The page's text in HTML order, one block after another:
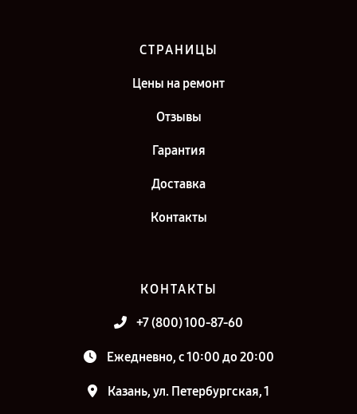
СТРАНИЦЫ
Цены на ремонт
Отзывы
Гарантия
Доставка
Контакты
КОНТАКТЫ
+7 (800) 100-87-60
Ежедневно, с 10:00 до 20:00
Казань, ул. Петербургская, 1